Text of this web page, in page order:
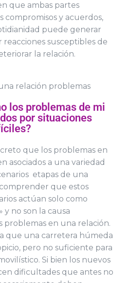
que ambas partes
compromisos y acuerdos,
puede generar
susceptibles de
la relación.
los problemas de mi
por situaciones
que los problemas en
asociados a una variedad
etapas de una
que estos
actúan solo como
y no son la causa
en una relación.
que una carretera húmeda
pero no suficiente para
Si bien los nuevos
dificultades que antes no